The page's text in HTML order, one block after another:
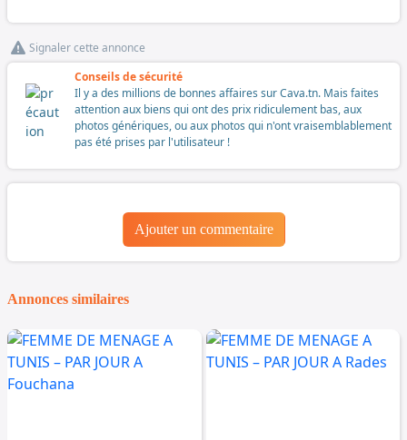
Signaler cette annonce
Conseils de sécurité
Il y a des millions de bonnes affaires sur Cava.tn. Mais faites
attention aux biens qui ont des prix ridiculement bas, aux
photos génériques, ou aux photos qui n'ont vraisemblablement
pas été prises par l'utilisateur !
Ajouter un commentaire
Annonces similaires